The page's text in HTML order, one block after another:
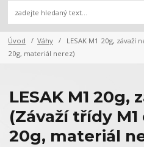
Úvod Váhy
LESAK M1 20g, závaží
20g, materiál nerez)
LESAK M1 20g,
(Závaží třídy
20g, materiál